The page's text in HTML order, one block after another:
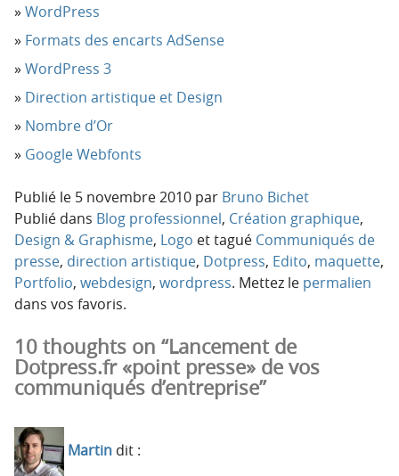
WordPress
Formats des encarts AdSense
WordPress 3
Direction artistique et Design
Nombre d’Or
Google Webfonts
Publié le 5 novembre 2010 par Bruno Bichet
Publié dans Blog professionnel, Création graphique,
Design & Graphisme, Logo et tagué Communiqués de
presse, direction artistique, Dotpress, Edito, maquette,
Portfolio, webdesign, wordpress. Mettez le permalien
dans vos favoris.
10 thoughts on “Lancement de
Dotpress.fr «point presse» de vos
communiqués d’entreprise”
Martin dit :